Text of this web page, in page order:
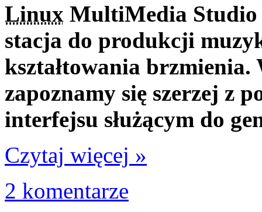
Linux MultiMedia Studio
stacja do produkcji
kształtowania
zapoznamy się szerzej z
interfejsu służącym do
Czytaj więcej »
2 komentarze